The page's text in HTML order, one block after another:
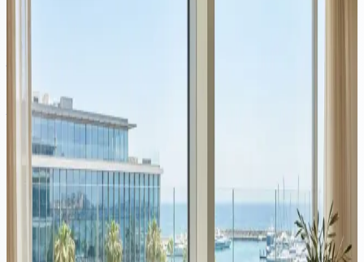
Nu există o singură cea mai bună țară pentru a deschide o companie
în Europa. Răspunsul depinde de modelul dumneavoastră de afaceri,
unde se află clienții dumneavoastră și cât sunteți dispus să cheltuiți
pe conformitate. Acest ghid compară șapte jurisdicții din UE pe baza
factorilor care contează cu adevărat.
Corporativ·11 min citire
Firme de Investiții din Cipru (CIF): Cadru Legal, Licențiere și